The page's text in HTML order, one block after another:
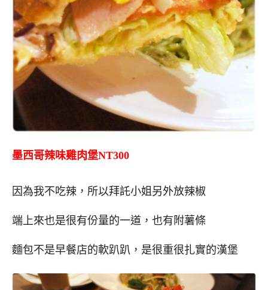
墨西哥辣味雞肉堡NT300
因為我不吃辣，所以拜託小姐另外放辣椒
端上來也是很有份量的一道，也有附薯條
麵包不是早餐店的軟趴趴，是很重很扎實的漢堡